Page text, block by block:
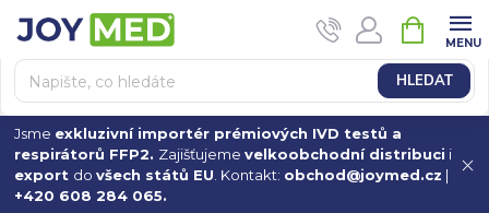
na
obsah
HLEDAT
KOŠÍK
Jsme exkluzivní importér prémiových IVD testů a
respirátorů FFP2. Zajišťujeme velkoobchodní distribuci i
export do všech států EU . Kontakt: obchod@joymed.cz |
+420 608 284 065.